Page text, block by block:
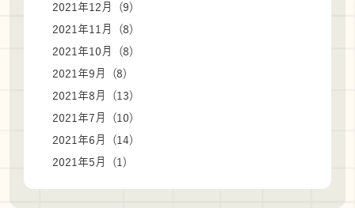
2021年12月 (9)
2021年11月 (8)
2021年10月 (8)
2021年9月 (8)
2021年8月 (13)
2021年7月 (10)
2021年6月 (14)
2021年5月 (1)